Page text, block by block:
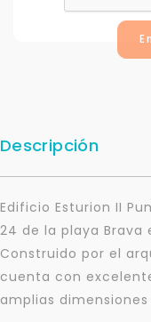
Descripción
Edificio Esturion II
24 de la playa
Construido por el
cuenta con
amplias